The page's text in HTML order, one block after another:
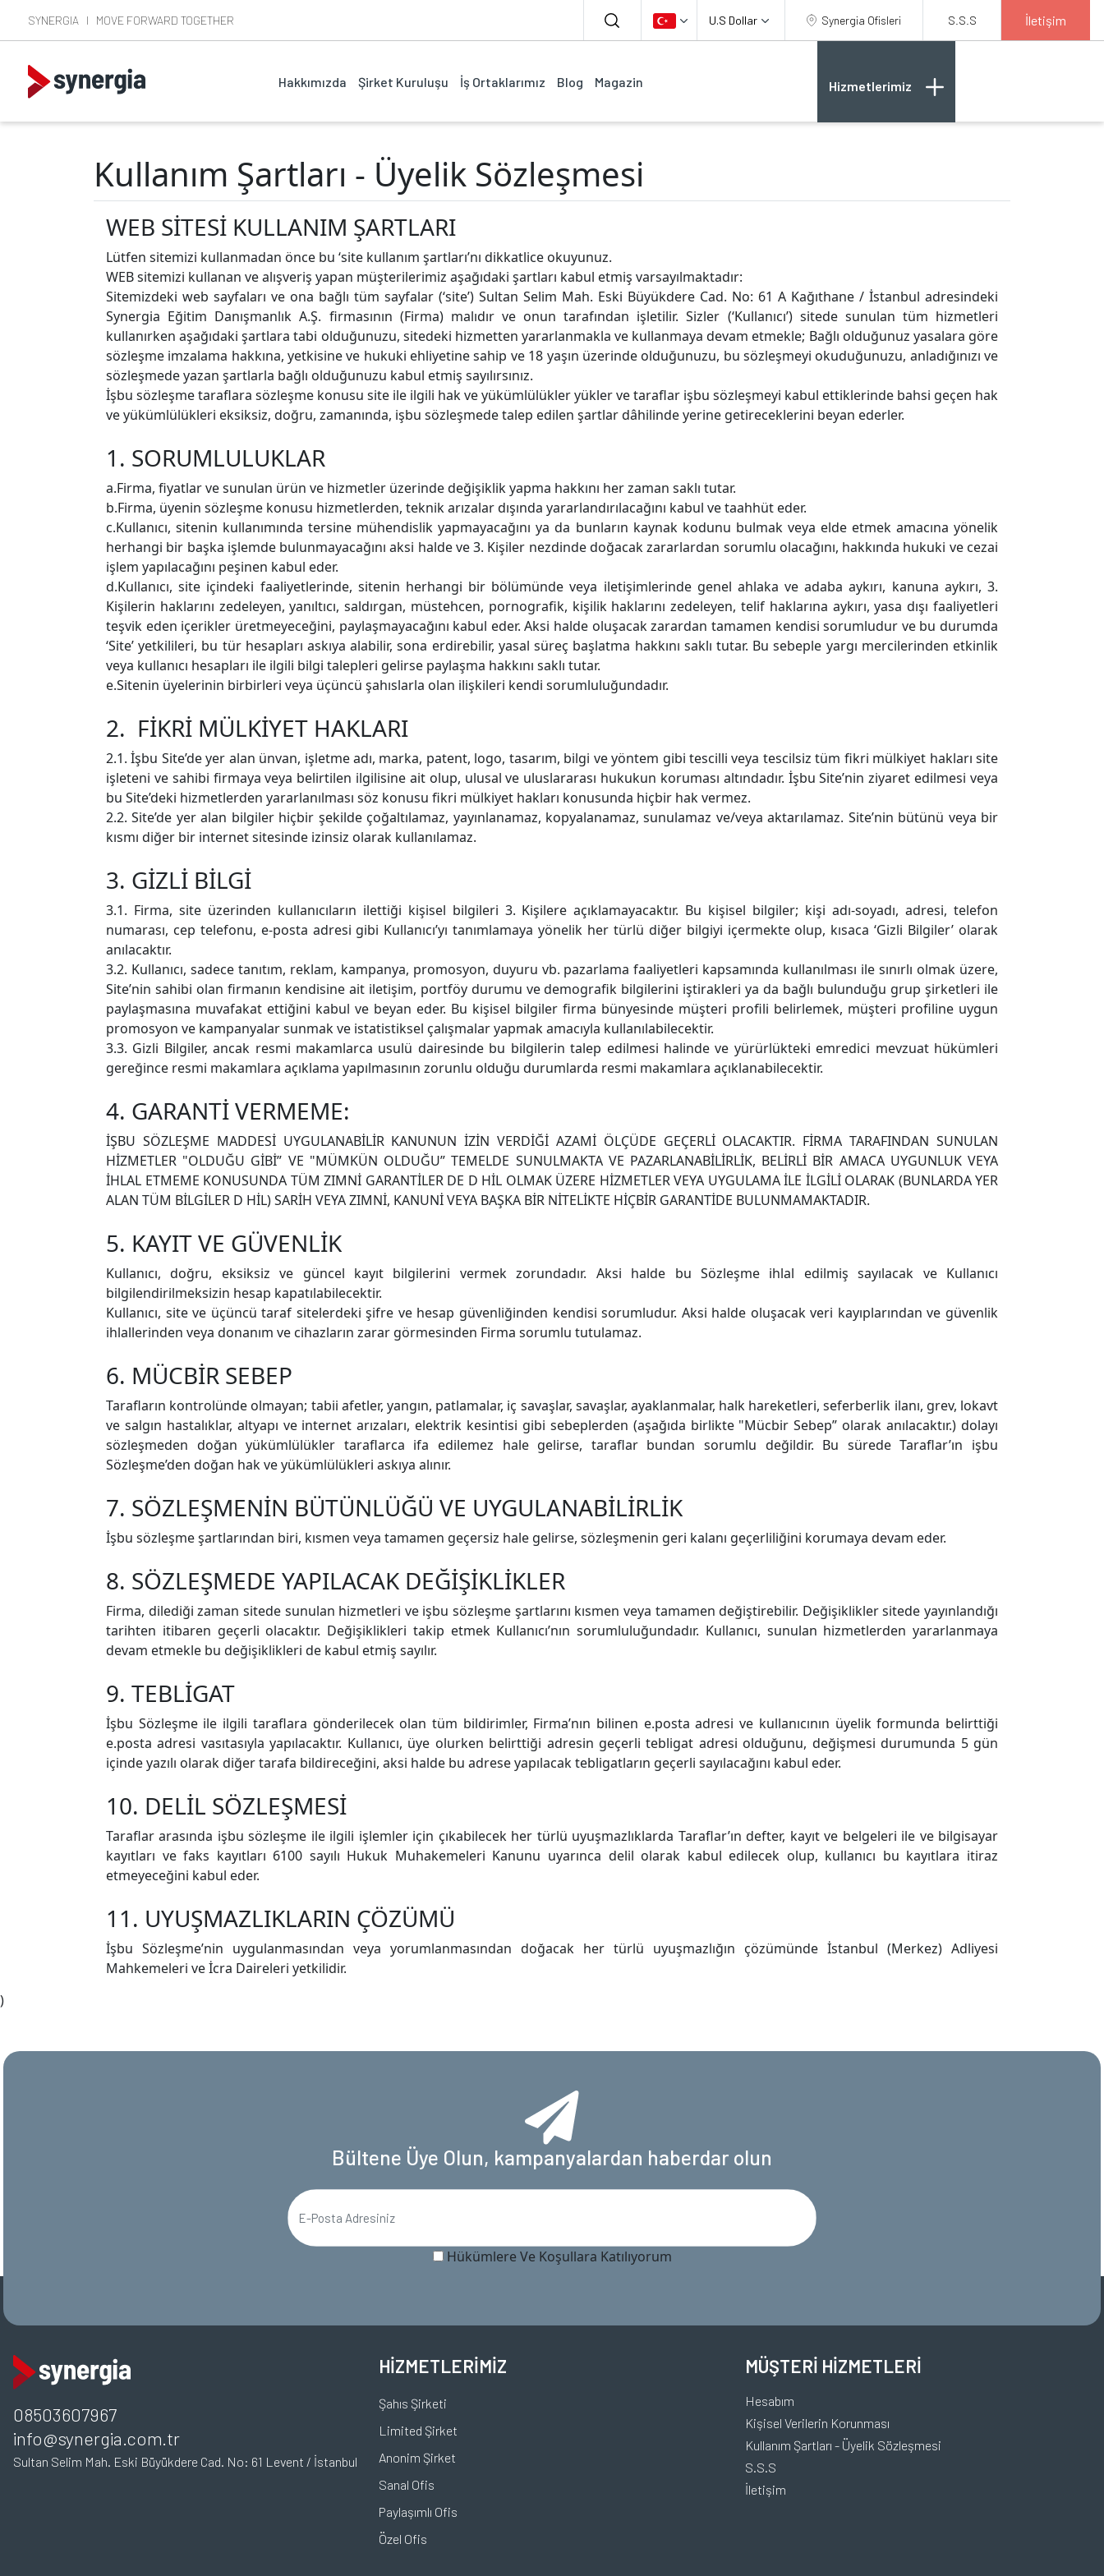
SYNERGIA I MOVE FORWARD TOGETHER U.S Dollar Synergia Ofisleri S.S.S İletişim
Hakkımızda Şirket Kuruluşu İş Ortaklarımız Blog Magazin Hizmetlerimiz
Kullanım Şartları - Üyelik Sözleşmesi
WEB SİTESİ KULLANIM ŞARTLARI
Lütfen sitemizi kullanmadan önce bu ‘site kullanım şartları’nı dikkatlice okuyunuz.
WEB sitemizi kullanan ve alışveriş yapan müşterilerimiz aşağıdaki şartları kabul etmiş varsayılmaktadır:
Sitemizdeki web sayfaları ve ona bağlı tüm sayfalar (‘site’) Sultan Selim Mah. Eski Büyükdere Cad. No: 61 A Kağıthane / İstanbul adresindeki
Synergia Eğitim Danışmanlık A.Ş. firmasının (Firma) malıdır ve onun tarafından işletilir. Sizler (‘Kullanıcı’) sitede sunulan tüm hizmetleri
kullanırken aşağıdaki şartlara tabi olduğunuzu, sitedeki hizmetten yararlanmakla ve kullanmaya devam etmekle; Bağlı olduğunuz yasalara göre
sözleşme imzalama hakkına, yetkisine ve hukuki ehliyetine sahip ve 18 yaşın üzerinde olduğunuzu, bu sözleşmeyi okuduğunuzu, anladığınızı ve
sözleşmede yazan şartlarla bağlı olduğunuzu kabul etmiş sayılırsınız.
İşbu sözleşme taraflara sözleşme konusu site ile ilgili hak ve yükümlülükler yükler ve taraflar işbu sözleşmeyi kabul ettiklerinde bahsi geçen hak
ve yükümlülükleri eksiksiz, doğru, zamanında, işbu sözleşmede talep edilen şartlar dâhilinde yerine getireceklerini beyan ederler.
1. SORUMLULUKLAR
a.Firma, fiyatlar ve sunulan ürün ve hizmetler üzerinde değişiklik yapma hakkını her zaman saklı tutar.
b.Firma, üyenin sözleşme konusu hizmetlerden, teknik arızalar dışında yararlandırılacağını kabul ve taahhüt eder.
c.Kullanıcı, sitenin kullanımında tersine mühendislik yapmayacağını ya da bunların kaynak kodunu bulmak veya elde etmek amacına yönelik
herhangi bir başka işlemde bulunmayacağını aksi halde ve 3. Kişiler nezdinde doğacak zararlardan sorumlu olacağını, hakkında hukuki ve cezai
işlem yapılacağını peşinen kabul eder.
d.Kullanıcı, site içindeki faaliyetlerinde, sitenin herhangi bir bölümünde veya iletişimlerinde genel ahlaka ve adaba aykırı, kanuna aykırı, 3.
Kişilerin haklarını zedeleyen, yanıltıcı, saldırgan, müstehcen, pornografik, kişilik haklarını zedeleyen, telif haklarına aykırı, yasa dışı faaliyetleri
teşvik eden içerikler üretmeyeceğini, paylaşmayacağını kabul eder. Aksi halde oluşacak zarardan tamamen kendisi sorumludur ve bu durumda
‘Site’ yetkilileri, bu tür hesapları askıya alabilir, sona erdirebilir, yasal süreç başlatma hakkını saklı tutar. Bu sebeple yargı mercilerinden etkinlik
veya kullanıcı hesapları ile ilgili bilgi talepleri gelirse paylaşma hakkını saklı tutar.
e.Sitenin üyelerinin birbirleri veya üçüncü şahıslarla olan ilişkileri kendi sorumluluğundadır.
2. FİKRİ MÜLKİYET HAKLARI
2.1. İşbu Site’de yer alan ünvan, işletme adı, marka, patent, logo, tasarım, bilgi ve yöntem gibi tescilli veya tescilsiz tüm fikri mülkiyet hakları site
işleteni ve sahibi firmaya veya belirtilen ilgilisine ait olup, ulusal ve uluslararası hukukun koruması altındadır. İşbu Site’nin ziyaret edilmesi veya
bu Site’deki hizmetlerden yararlanılması söz konusu fikri mülkiyet hakları konusunda hiçbir hak vermez.
2.2. Site’de yer alan bilgiler hiçbir şekilde çoğaltılamaz, yayınlanamaz, kopyalanamaz, sunulamaz ve/veya aktarılamaz. Site’nin bütünü veya bir
kısmı diğer bir internet sitesinde izinsiz olarak kullanılamaz.
3. GİZLİ BİLGİ
3.1. Firma, site üzerinden kullanıcıların ilettiği kişisel bilgileri 3. Kişilere açıklamayacaktır. Bu kişisel bilgiler; kişi adı-soyadı, adresi, telefon
numarası, cep telefonu, e-posta adresi gibi Kullanıcı’yı tanımlamaya yönelik her türlü diğer bilgiyi içermekte olup, kısaca ‘Gizli Bilgiler’ olarak
anılacaktır.
3.2. Kullanıcı, sadece tanıtım, reklam, kampanya, promosyon, duyuru vb. pazarlama faaliyetleri kapsamında kullanılması ile sınırlı olmak üzere,
Site’nin sahibi olan firmanın kendisine ait iletişim, portföy durumu ve demografik bilgilerini iştirakleri ya da bağlı bulunduğu grup şirketleri ile
paylaşmasına muvafakat ettiğini kabul ve beyan eder. Bu kişisel bilgiler firma bünyesinde müşteri profili belirlemek, müşteri profiline uygun
promosyon ve kampanyalar sunmak ve istatistiksel çalışmalar yapmak amacıyla kullanılabilecektir.
3.3. Gizli Bilgiler, ancak resmi makamlarca usulü dairesinde bu bilgilerin talep edilmesi halinde ve yürürlükteki emredici mevzuat hükümleri
gereğince resmi makamlara açıklama yapılmasının zorunlu olduğu durumlarda resmi makamlara açıklanabilecektir.
4. GARANTİ VERMEME:
İŞBU SÖZLEŞME MADDESİ UYGULANABİLİR KANUNUN İZİN VERDİĞİ AZAMİ ÖLÇÜDE GEÇERLİ OLACAKTIR. FİRMA TARAFINDAN SUNULAN
HİZMETLER "OLDUĞU GİBİ” VE "MÜMKÜN OLDUĞU” TEMELDE SUNULMAKTA VE PAZARLANABİLİRLİK, BELİRLİ BİR AMACA UYGUNLUK VEYA
İHLAL ETMEME KONUSUNDA TÜM ZIMNİ GARANTİLER DE D HİL OLMAK ÜZERE HİZMETLER VEYA UYGULAMA İLE İLGİLİ OLARAK (BUNLARDA YER
ALAN TÜM BİLGİLER D HİL) SARİH VEYA ZIMNİ, KANUNİ VEYA BAŞKA BİR NİTELİKTE HİÇBİR GARANTİDE BULUNMAMAKTADIR.
5. KAYIT VE GÜVENLİK
Kullanıcı, doğru, eksiksiz ve güncel kayıt bilgilerini vermek zorundadır. Aksi halde bu Sözleşme ihlal edilmiş sayılacak ve Kullanıcı
bilgilendirilmeksizin hesap kapatılabilecektir.
Kullanıcı, site ve üçüncü taraf sitelerdeki şifre ve hesap güvenliğinden kendisi sorumludur. Aksi halde oluşacak veri kayıplarından ve güvenlik
ihlallerinden veya donanım ve cihazların zarar görmesinden Firma sorumlu tutulamaz.
6. MÜCBİR SEBEP
Tarafların kontrolünde olmayan; tabii afetler, yangın, patlamalar, iç savaşlar, savaşlar, ayaklanmalar, halk hareketleri, seferberlik ilanı, grev, lokavt
ve salgın hastalıklar, altyapı ve internet arızaları, elektrik kesintisi gibi sebeplerden (aşağıda birlikte "Mücbir Sebep” olarak anılacaktır.) dolayı
sözleşmeden doğan yükümlülükler taraflarca ifa edilemez hale gelirse, taraflar bundan sorumlu değildir. Bu sürede Taraflar’ın işbu
Sözleşme’den doğan hak ve yükümlülükleri askıya alınır.
7. SÖZLEŞMENİN BÜTÜNLÜĞÜ VE UYGULANABİLİRLİK
İşbu sözleşme şartlarından biri, kısmen veya tamamen geçersiz hale gelirse, sözleşmenin geri kalanı geçerliliğini korumaya devam eder.
8. SÖZLEŞMEDE YAPILACAK DEĞİŞİKLİKLER
Firma, dilediği zaman sitede sunulan hizmetleri ve işbu sözleşme şartlarını kısmen veya tamamen değiştirebilir. Değişiklikler sitede yayınlandığı
tarihten itibaren geçerli olacaktır. Değişiklikleri takip etmek Kullanıcı’nın sorumluluğundadır. Kullanıcı, sunulan hizmetlerden yararlanmaya
devam etmekle bu değişiklikleri de kabul etmiş sayılır.
9. TEBLİGAT
İşbu Sözleşme ile ilgili taraflara gönderilecek olan tüm bildirimler, Firma’nın bilinen e.posta adresi ve kullanıcının üyelik formunda belirttiği
e.posta adresi vasıtasıyla yapılacaktır. Kullanıcı, üye olurken belirttiği adresin geçerli tebligat adresi olduğunu, değişmesi durumunda 5 gün
içinde yazılı olarak diğer tarafa bildireceğini, aksi halde bu adrese yapılacak tebligatların geçerli sayılacağını kabul eder.
10. DELİL SÖZLEŞMESİ
Taraflar arasında işbu sözleşme ile ilgili işlemler için çıkabilecek her türlü uyuşmazlıklarda Taraflar’ın defter, kayıt ve belgeleri ile ve bilgisayar
kayıtları ve faks kayıtları 6100 sayılı Hukuk Muhakemeleri Kanunu uyarınca delil olarak kabul edilecek olup, kullanıcı bu kayıtlara itiraz
etmeyeceğini kabul eder.
11. UYUŞMAZLIKLARIN ÇÖZÜMÜ
İşbu Sözleşme’nin uygulanmasından veya yorumlanmasından doğacak her türlü uyuşmazlığın çözümünde İstanbul (Merkez) Adliyesi
Mahkemeleri ve İcra Daireleri yetkilidir.
)
Bültene Üye Olun, kampanyalardan haberdar olun
Hükümlere Ve Koşullara Katılıyorum
08503607967
info@synergia.com.tr
Sultan Selim Mah. Eski Büyükdere Cad. No: 61 Levent / İstanbul
HİZMETLERİMİZ
Şahıs Şirketi
Limited Şirket
Anonim Şirket
Sanal Ofis
Paylaşımlı Ofis
Özel Ofis
MÜŞTERİ HİZMETLERİ
Hesabım
Kişisel Verilerin Korunması
Kullanım Şartları - Üyelik Sözleşmesi
S.S.S
İletişim